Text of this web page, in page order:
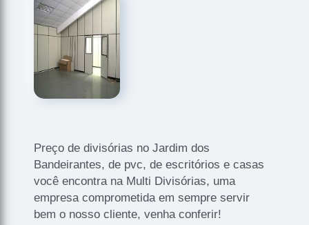
Preço de divisórias no Jardim dos
Bandeirantes, de pvc, de escritórios e casas
você encontra na Multi Divisórias, uma
empresa comprometida em sempre servir
bem o nosso cliente, venha conferir!